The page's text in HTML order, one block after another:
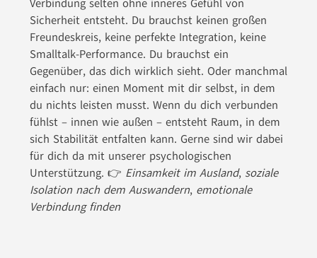
Verbindung selten ohne inneres Gefühl von
Sicherheit entsteht. Du brauchst keinen großen
Freundeskreis, keine perfekte Integration, keine
Smalltalk-Performance. Du brauchst ein
Gegenüber, das dich wirklich sieht. Oder manchmal
einfach nur: einen Moment mit dir selbst, in dem
du nichts leisten musst. Wenn du dich verbunden
fühlst – innen wie außen – entsteht Raum, in dem
sich Stabilität entfalten kann. Gerne sind wir dabei
für dich da mit unserer psychologischen
Unterstützung. 👉 Einsamkeit im Ausland, soziale
Isolation nach dem Auswandern, emotionale
Verbindung finden